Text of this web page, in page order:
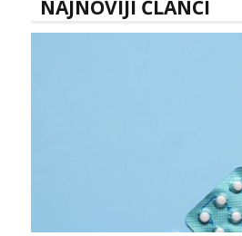
NAJNOVIJI ČLANCI